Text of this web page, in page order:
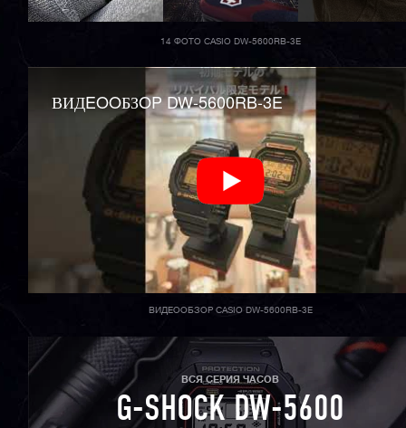
14 ФОТО CASIO DW-5600RB-3E
ВИДEOOБЗOP DW-5600RB-3E
ВИДЕООБЗОР CASIO DW-5600RB-3E
ВСЯ СЕРИЯ ЧАСОВ
G-SHOCK DW-5600